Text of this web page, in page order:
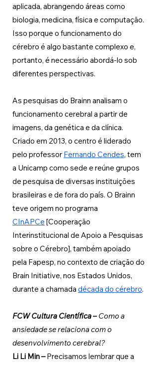
aplicada, abrangendo áreas como
biologia, medicina, física e computação.
Isso porque o funcionamento do
cérebro é algo bastante complexo e,
portanto, é necessário abordá-lo sob
diferentes perspectivas.
As pesquisas do Brainn analisam o
funcionamento cerebral a partir de
imagens, da genética e da clínica.
Criado em 2013, o centro é liderado
pelo professor Fernando Cendes, tem
a Unicamp como sede e reúne grupos
de pesquisa de diversas instituições
brasileiras e de fora do país. O Brainn
teve origem no programa
CInAPCe [Cooperação
Interinstitucional de Apoio a Pesquisas
sobre o Cérebro], também apoiado
pela Fapesp, no contexto de criação do
Brain Initiative, nos Estados Unidos,
durante a chamada década do cérebro.
FCW Cultura Científica – Como a
ansiedade se relaciona com o
desenvolvimento cerebral?
Li Li Min – Precisamos lembrar que a